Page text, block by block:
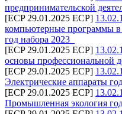
предпринимательской
[ECP 29.01.2025 ECP]
компьютерные программы в
год набора 2023_
[ECP 29.01.2025 ECP]
основы профессиональной
[ECP 29.01.2025 ECP]
Электрические аппараты
[ECP 29.01.2025 ECP]
Промышленная экология год